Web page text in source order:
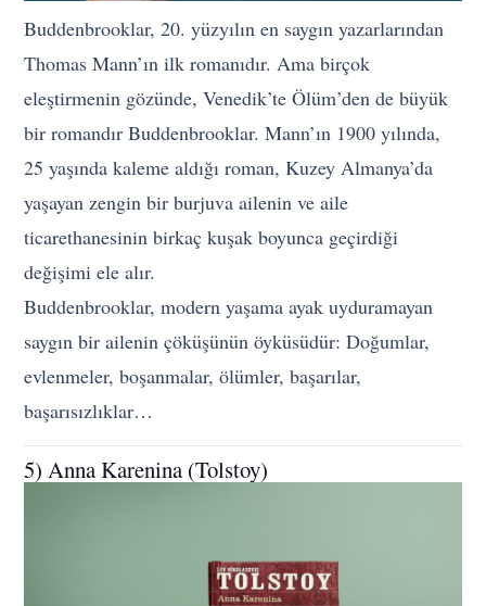
Buddenbrooklar, 20. yüzyılın en saygın yazarlarından
Thomas Mann’ın ilk romanıdır. Ama birçok
eleştirmenin gözünde, Venedik’te Ölüm’den de büyük
bir romandır Buddenbrooklar. Mann’ın 1900 yılında,
25 yaşında kaleme aldığı roman, Kuzey Almanya’da
yaşayan zengin bir burjuva ailenin ve aile
ticarethanesinin birkaç kuşak boyunca geçirdiği
değişimi ele alır.
Buddenbrooklar, modern yaşama ayak uyduramayan
saygın bir ailenin çöküşünün öyküsüdür: Doğumlar,
evlenmeler, boşanmalar, ölümler, başarılar,
başarısızlıklar…
5) Anna Karenina (Tolstoy)